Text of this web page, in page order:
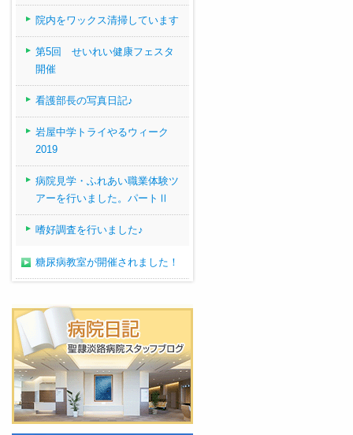
院内をワックス清掃しています
第5回 せいれい健康フェスタ
開催
看護部長の写真日記♪
岩屋中学トライやるウィーク
2019
病院見学・ふれあい職業体験ツ
アーを行いました。パートⅡ
嗜好調査を行いました♪
糖尿病教室が開催されました！